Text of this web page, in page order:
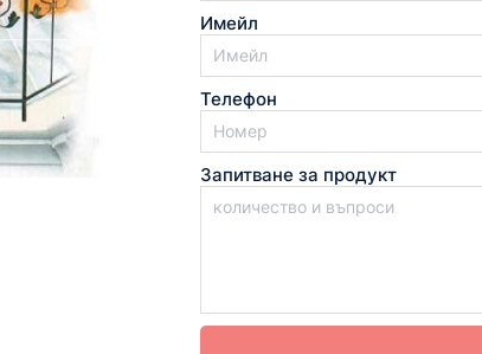
Имейл
Телефон
Запитване за продукт